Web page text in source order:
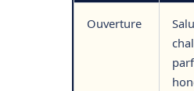
Ouverture